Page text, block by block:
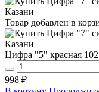
Товар добавлен в
Цифра "5" красная
998 ₽